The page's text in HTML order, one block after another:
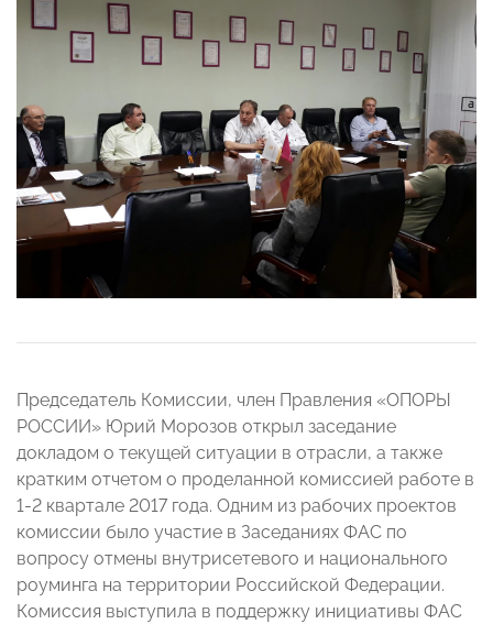
Председатель Комиссии, член Правления «ОПОРЫ
РОССИИ» Юрий Морозов открыл заседание
докладом о текущей ситуации в отрасли, а также
кратким отчетом о проделанной комиссией работе в
1-2 квартале 2017 года. Одним из рабочих проектов
комиссии было участие в Заседаниях ФАС по
вопросу отмены внутрисетевого и национального
роуминга на территории Российской Федерации.
Комиссия выступила в поддержку инициативы ФАС